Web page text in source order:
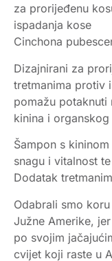
za prorijeđenu
ispadanja kose
Cinchona
Dizajnirani za
tretmanima protiv
pomažu potaknuti
kinina i
Šampon s
snagu i vitalnost
Dodatak
Odabrali smo
Južne Amerike,
po svojim
cvijet koji raste u